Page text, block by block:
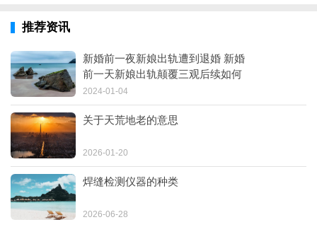
推荐资讯
新婚前一夜新娘出轨遭到退婚 新婚
前一天新娘出轨颠覆三观后续如何
2024-01-04
关于天荒地老的意思
2026-01-20
焊缝检测仪器的种类
2026-06-28